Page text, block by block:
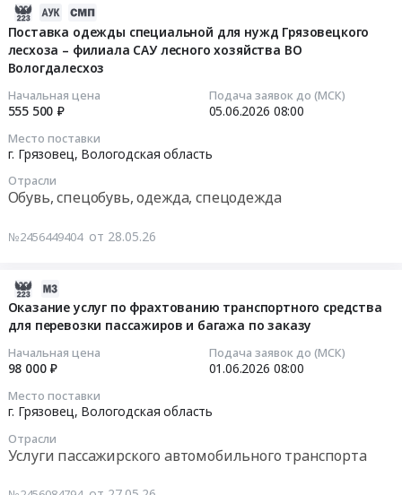
Поставка одежды специальной для нужд Грязовецкого
лесхоза – филиала САУ лесного хозяйства ВО
Вологдалесхоз
Начальная цена
555 500 ₽
Подача заявок до (МСК)
05.06.2026 08:00
Место поставки
г. Грязовец, Вологодская область
Отрасли
Обувь, спецобувь, одежда, спецодежда
№2456449404 от 28.05.26
Оказание услуг по фрахтованию транспортного средства
для перевозки пассажиров и багажа по заказу
Начальная цена
98 000 ₽
Подача заявок до (МСК)
01.06.2026 08:00
Место поставки
г. Грязовец, Вологодская область
Отрасли
Услуги пассажирского автомобильного транспорта